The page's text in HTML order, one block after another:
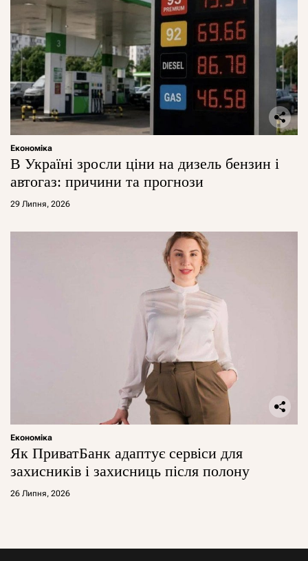
Економіка
В Україні зросли ціни на дизель бензин і
автогаз: причини та прогнози
29 Липня, 2026
Економіка
Як ПриватБанк адаптує сервіси для
захисників і захисниць після полону
26 Липня, 2026